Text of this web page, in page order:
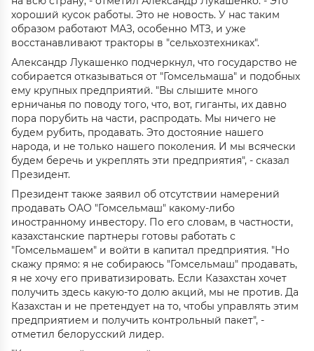
хороший кусок работы. Это не новость. У нас таким
образом работают МАЗ, особенно МТЗ, и уже
восстанавливают тракторы в "сельхозтехниках".
Александр Лукашенко подчеркнул, что государство не
собирается отказываться от "Гомсельмаша" и подобных
ему крупных предприятий. "Вы слышите много
ерничанья по поводу того, что, вот, гиганты, их давно
пора порубить на части, распродать. Мы ничего не
будем рубить, продавать. Это достояние нашего
народа, и не только нашего поколения. И мы всячески
будем беречь и укреплять эти предприятия", - сказал
Президент.
Президент также заявил об отсутствии намерений
продавать ОАО "Гомсельмаш" какому-либо
иностранному инвестору. По его словам, в частности,
казахстанские партнеры готовы работать с
"Гомсельмашем" и войти в капитал предприятия. "Но
скажу прямо: я не собираюсь "Гомсельмаш" продавать,
я не хочу его приватизировать. Если Казахстан хочет
получить здесь какую-то долю акций, мы не против. Да
Казахстан и не претендует на то, чтобы управлять этим
предприятием и получить контрольный пакет", -
отметил белорусский лидер.